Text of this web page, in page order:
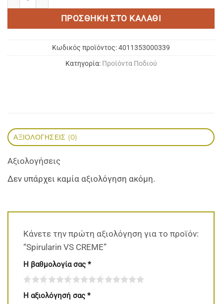
ΠΡΟΣΘΉΚΗ ΣΤΟ ΚΑΛΆΘΙ
Κωδικός προϊόντος:4011353000339
Κατηγορία: Προϊόντα Ποδιού
ΑΞΙΟΛΟΓΉΣΕΙΣ (0)
Αξιολογήσεις
Δεν υπάρχει καμία αξιολόγηση ακόμη.
Κάνετε την πρώτη αξιολόγηση για το προϊόν:
“Spirularin VS CREME”
Η βαθμολογία σας *
Η αξιολόγησή σας *